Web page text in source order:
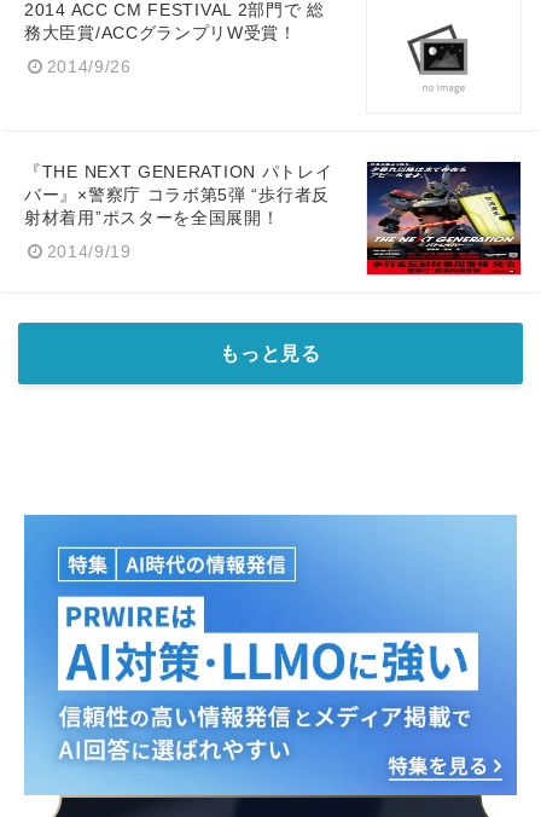
2014 ACC CM FESTIVAL 2部門で 総
務大臣賞/ACCグランプリW受賞！
2014/9/26
『THE NEXT GENERATION パトレイ
バー』×警察庁 コラボ第5弾 “歩行者反
射材着用”ポスターを全国展開！
2014/9/19
もっと見る